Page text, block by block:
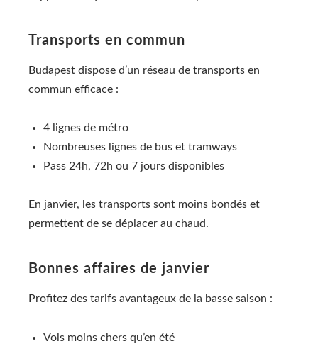
Transports en commun
Budapest dispose d’un réseau de transports en
commun efficace :
4 lignes de métro
Nombreuses lignes de bus et tramways
Pass 24h, 72h ou 7 jours disponibles
En janvier, les transports sont moins bondés et
permettent de se déplacer au chaud.
Bonnes affaires de janvier
Profitez des tarifs avantageux de la basse saison :
Vols moins chers qu’en été